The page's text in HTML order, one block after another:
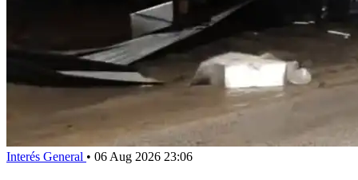
Interés General • 06 Aug 2026 23:06